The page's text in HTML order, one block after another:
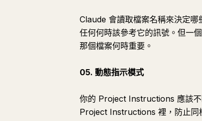
Claude 會讀取檔案名稱來決定
任何何時該參考它的訊號。但一
那個檔案何時重要。
05. 動態指示模式
你的 Project Instructions 應該不
Project Instructions 裡，防止同